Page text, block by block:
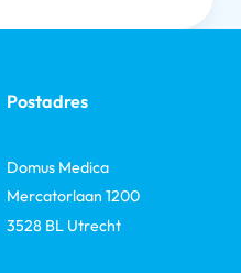
Postadres
Domus Medica
Mercatorlaan 1200
3528 BL Utrecht